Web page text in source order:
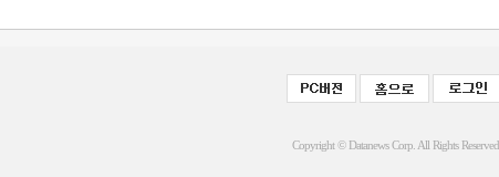
Copyright © Datanews Corp. All Rights Reserved.